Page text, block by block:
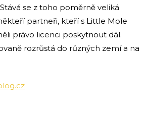
se z toho poměrně veliká
partneři, kteří s Little Mole
právo licenci poskytnout dál.
rozrůstá do různých zemí a na